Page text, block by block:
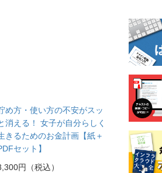
め方・使い方の不安がスッ
消える！ 女子が自分らしく
きるためのお金計画【紙＋
セット】
円（税込）